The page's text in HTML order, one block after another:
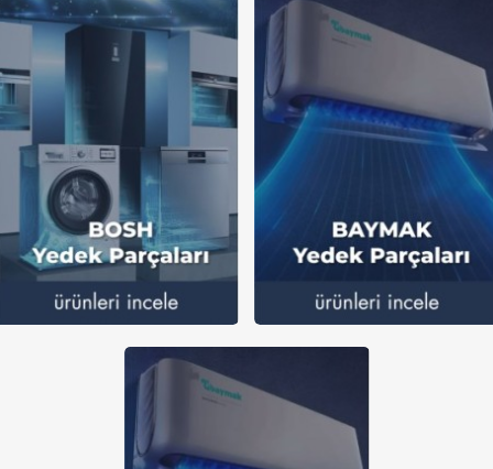
Musluk
Soğutma Sistemleri
Şofben ve Termosifon